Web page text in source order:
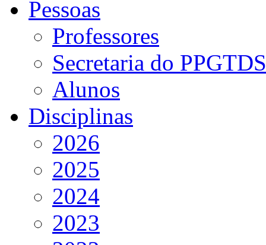
Pessoas
Professores
Secretaria do PPGTDS
Alunos
Disciplinas
2026
2025
2024
2023